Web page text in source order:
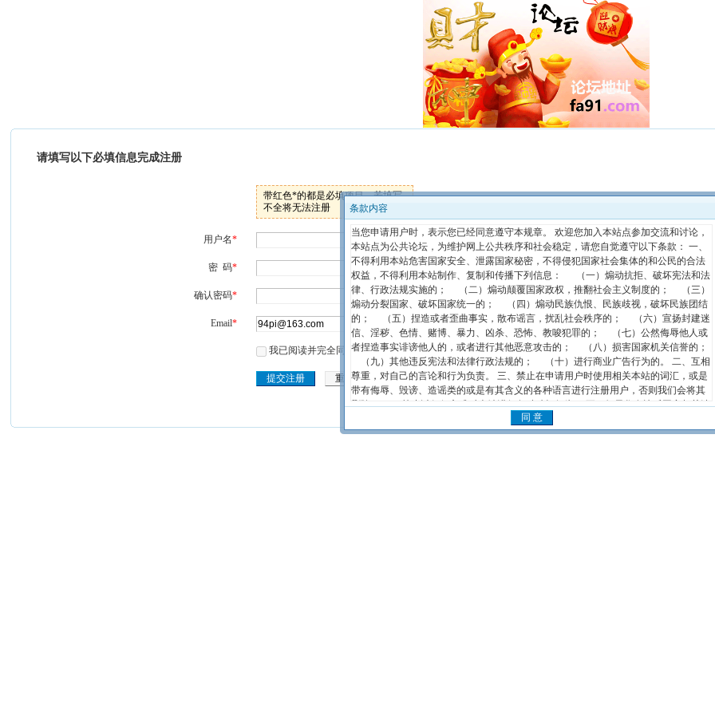
条款内容
当您申请用户时，表示您已经同意遵守本规章。 欢迎您加入本站点参加交流和讨论，
本站点为公共论坛，为维护网上公共秩序和社会稳定，请您自觉遵守以下条款： 一、
不得利用本站危害国家安全、泄露国家秘密，不得侵犯国家社会集体的和公民的合法
权益，不得利用本站制作、复制和传播下列信息： （一）煽动抗拒、破坏宪法和法
律、行政法规实施的； （二）煽动颠覆国家政权，推翻社会主义制度的； （三）
煽动分裂国家、破坏国家统一的； （四）煽动民族仇恨、民族歧视，破坏民族团结
的； （五）捏造或者歪曲事实，散布谣言，扰乱社会秩序的； （六）宣扬封建迷
信、淫秽、色情、赌博、暴力、凶杀、恐怖、教唆犯罪的； （七）公然侮辱他人或
者捏造事实诽谤他人的，或者进行其他恶意攻击的； （八）损害国家机关信誉的；
（九）其他违反宪法和法律行政法规的； （十）进行商业广告行为的。 二、互相
尊重，对自己的言论和行为负责。 三、禁止在申请用户时使用相关本站的词汇，或是
带有侮辱、毁谤、造谣类的或是有其含义的各种语言进行注册用户，否则我们会将其
删除。 四、禁止以任何方式对本站进行各种破坏行为。 五、如果您有违反国家相关法
律法规的行为，本站概不负责，您的登录论坛信息均被记录无疑，必要时，我们会向
相关的国家管理部门提供此类信息。
请填写以下必填信息完成注册
带红色*的都是必填项目，若填写
不全将无法注册
用户名* 不能有空格，可以是中文，长度控制在 3-12 字节
密 码* 最小长度：6 最大长度：16
确认密码* 请再输入一遍您上面填写的密码
Email* 公开邮箱 请填写真实并且最常用的邮箱
我已阅读并完全同意条款内容